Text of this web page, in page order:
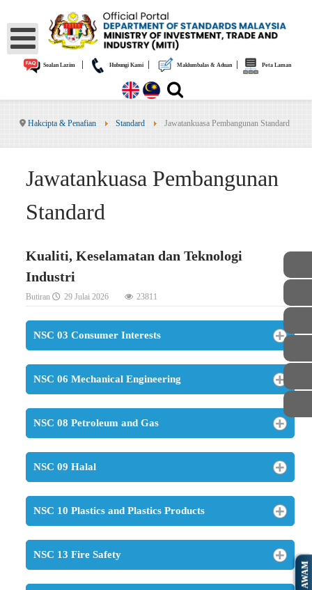
Soalan Lazim| Hubungi Kami| Maklumbalas & Aduan| Peta Laman
Hakcipta & Penafian Standard Jawatankuasa Pembangunan Standard
Jawatankuasa Pembangunan
Standard
Kualiti, Keselamatan dan Teknologi
Industri
Butiran 29 Julai 2026 23811
NSC 03 Consumer Interests
NSC 06 Mechanical Engineering
NSC 08 Petroleum and Gas
NSC 09 Halal
NSC 10 Plastics and Plastics Products
NSC 13 Fire Safety
AWAM